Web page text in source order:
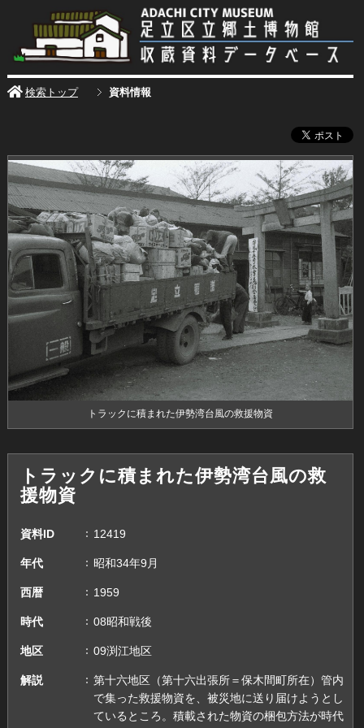
検索トップ 資料情報
トラックに積まれた伊勢湾台風の救援物資
トラックに積まれた伊勢湾台風の救
援物資
資料ID 12419
年代 昭和34年9月
西暦 1959
時代 08昭和戦後
地区 09渕江地区
解説
第十六地区（第十六出張所＝保木間町所在）管内
で集った救援物資を、被災地に送り届けようとし
ているところ。積載された物資の梱包方法が時代